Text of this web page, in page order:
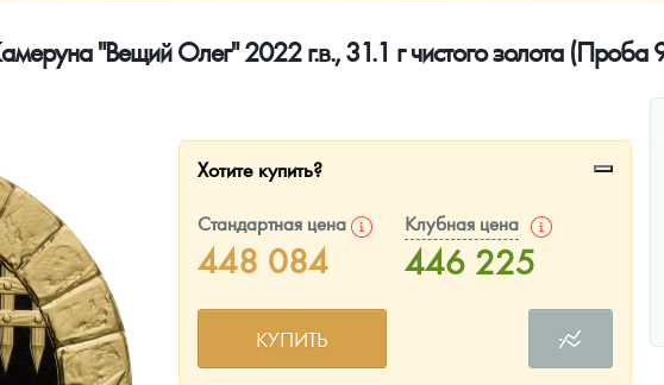
платины на 2026 год
"Вещий Олег" 2022 г.в., 31.1 г чистого золота (Проба
Хотите купить?
Стандартная цена
448 084
Клубная цена
446 225
КУПИТЬ